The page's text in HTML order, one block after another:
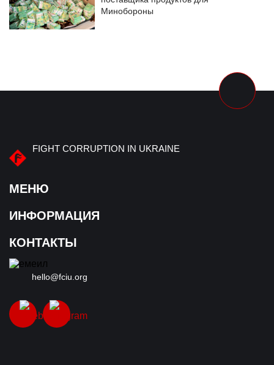
Минобороны
FIGHT CORRUPTION IN UKRAINE
МЕНЮ
О нас
Хронология преступления
Участники преступления
Правоохранители/судьи
Коррупция как система
Мнение эксперта
ИНФОРМАЦИЯ
КОНТАКТЫ
hello@fciu.org